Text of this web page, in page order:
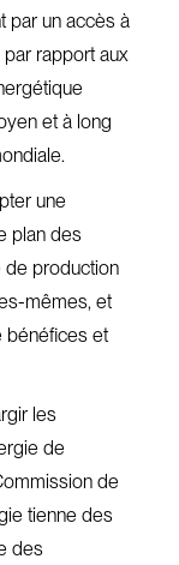
par un accès à
rapport aux
et à long
une
plan des
de production
mêmes, et
bénéfices et
les
de
de
tienne des
des